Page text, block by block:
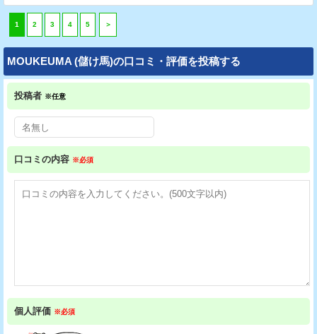
1 2 3 4 5 ＞
MOUKEUMA (儲け馬)の口コミ・評価を投稿する
投稿者 ※任意
口コミの内容 ※必須
個人評価 ※必須